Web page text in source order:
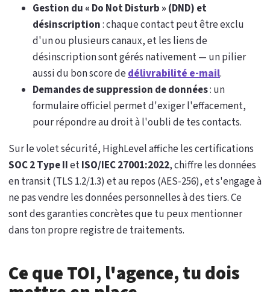
Gestion du « Do Not Disturb » (DND) et
désinscription: chaque contact peut être exclu
d'un ou plusieurs canaux, et les liens de
désinscription sont gérés nativement — un pilier
aussi du bon score dedélivrabilité e-mail.
Demandes de suppression de données: un
formulaire officiel permet d'exiger l'effacement,
pour répondre au droit à l'oubli de tes contacts.
Sur le volet sécurité, HighLevel affiche les certifications
SOC 2 Type IIetISO/IEC 27001:2022, chiffre les données
en transit (TLS 1.2/1.3) et au repos (AES-256), et s'engage à
ne pas vendre les données personnelles à des tiers. Ce
sont des garanties concrètes que tu peux mentionner
dans ton propre registre de traitements.
Ce que TOI, l'agence, tu dois